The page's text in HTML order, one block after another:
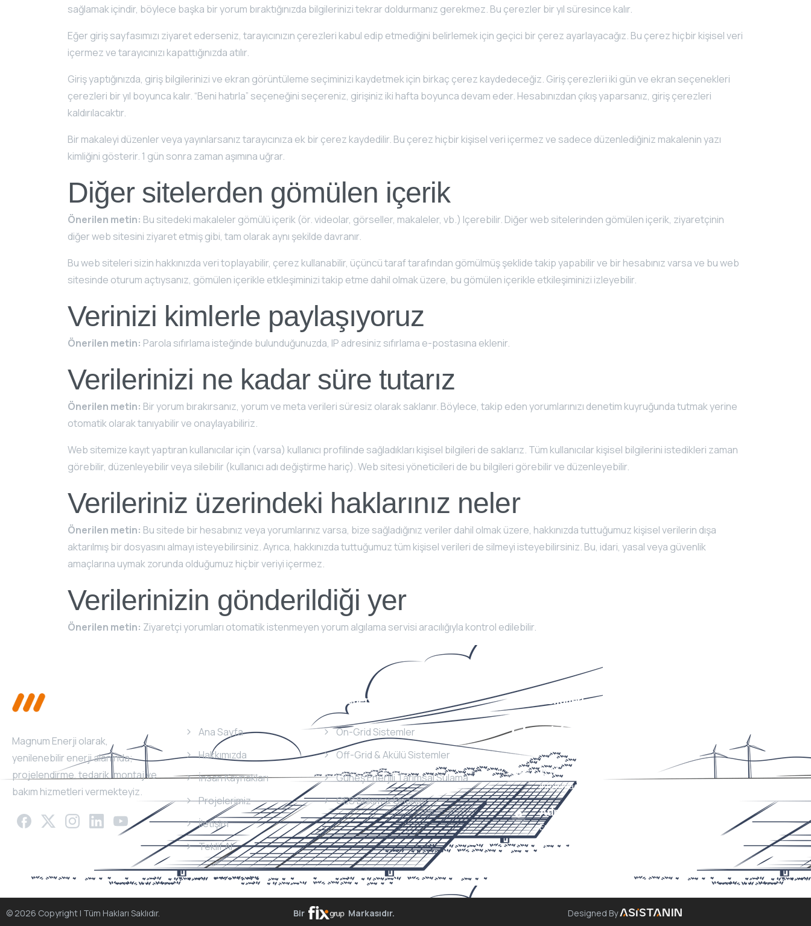
sağlamak içindir, böylece başka bir yorum bıraktığınızda bilgilerinizi tekrar doldurmanız gerekmez. Bu çerezler bir yıl süresince kalır.
Eğer giriş sayfasımızı ziyaret ederseniz, tarayıcınızın çerezleri kabul edip etmediğini belirlemek için geçici bir çerez ayarlayacağız. Bu çerez hiçbir kişisel veri
içermez ve tarayıcınızı kapattığınızda atılır.
Giriş yaptığınızda, giriş bilgilerinizi ve ekran görüntüleme seçiminizi kaydetmek için birkaç çerez kaydedeceğiz. Giriş çerezleri iki gün ve ekran seçenekleri
çerezleri bir yıl boyunca kalır. “Beni hatırla” seçeneğini seçereniz, girişiniz iki hafta boyunca devam eder. Hesabınızdan çıkış yaparsanız, giriş çerezleri
kaldırılacaktır.
Bir makaleyi düzenler veya yayınlarsanız tarayıcınıza ek bir çerez kaydedilir. Bu çerez hiçbir kişisel veri içermez ve sadece düzenlediğiniz makalenin yazı
kimliğini gösterir. 1 gün sonra zaman aşımına uğrar.
Diğer sitelerden gömülen içerik
Önerilen metin: Bu sitedeki makaleler gömülü içerik (ör. videolar, görseller, makaleler, vb.) Içerebilir. Diğer web sitelerinden gömülen içerik, ziyaretçinin
diğer web sitesini ziyaret etmiş gibi, tam olarak aynı şekilde davranır.
Bu web siteleri sizin hakkınızda veri toplayabilir, çerez kullanabilir, üçüncü taraf tarafından gömülmüş şeklide takip yapabilir ve bir hesabınız varsa ve bu web
sitesinde oturum açtıysanız, gömülen içerikle etkleşiminizi takip etme dahil olmak üzere, bu gömülen içerikle etkileşiminizi izleyebilir.
Verinizi kimlerle paylaşıyoruz
Önerilen metin: Parola sıfırlama isteğinde bulunduğunuzda, IP adresiniz sıfırlama e-postasına eklenir.
Verilerinizi ne kadar süre tutarız
Önerilen metin: Bir yorum bırakırsanız, yorum ve meta verileri süresiz olarak saklanır. Böylece, takip eden yorumlarınızı denetim kuyruğunda tutmak yerine
otomatik olarak tanıyabilir ve onaylayabiliriz.
Web sitemize kayıt yaptıran kullanıcılar için (varsa) kullanıcı profilinde sağladıkları kişisel bilgileri de saklarız. Tüm kullanıcılar kişisel bilgilerini istedikleri zaman
görebilir, düzenleyebilir veya silebilir (kullanıcı adı değiştirme hariç). Web sitesi yöneticileri de bu bilgileri görebilir ve düzenleyebilir.
Verileriniz üzerindeki haklarınız neler
Önerilen metin: Bu sitede bir hesabınız veya yorumlarınız varsa, bize sağladığınız veriler dahil olmak üzere, hakkınızda tuttuğumuz kişisel verilerin dışa
aktarılmış bir dosyasını almayı isteyebilirsiniz. Ayrıca, hakkınızda tuttuğumuz tüm kişisel verileri de silmeyi isteyebilirsiniz. Bu, idari, yasal veya güvenlik
amaçlarına uymak zorunda olduğumuz hiçbir veriyi içermez.
Verilerinizin gönderildiği yer
Önerilen metin: Ziyaretçi yorumları otomatik istenmeyen yorum algılama servisi aracılığıyla kontrol edilebilir.
Magnum Enerji olarak,
yenilenebilir enerji alanında;
projelendirme, tedarik, montaj ve
bakım hizmetleri vermekteyiz.
Ana Sayfa
Hakkımızda
İnsan Kaynakları
Projelerimiz
İletişim
Teklif Al
Hizmetlerimiz
On-Grid Sistemler
Off-Grid & Akülü Sistemler
Güneş Enerjili Tarımsal Sulama
GES Bakım & Onarım
Bilgileri
Telefon
E-Mail
info@magnumenerji.com
Adres
Erciyesevler Mah. Billur Cad. Billur
Apt. 111/A Kocasinan/KAYSERİ
© 2026 Copyright | Tüm Hakları Saklıdır. Bir Markasıdır. Designed By